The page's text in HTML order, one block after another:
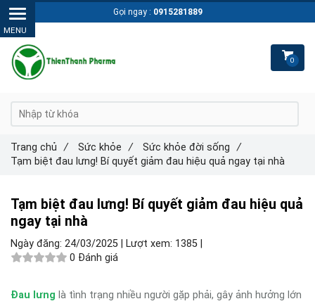
Tạm biệt đau lưng! Bí quyết giảm đau hiệu quả
ngay tại nhà
Ngày đăng: 24/03/2025 | Lượt xem: 1385 |
0 Đánh giá
Đau lưng là tình trạng nhiều người gặp phải, gây ảnh hưởng lớn
Trang chủ / Sức khỏe / Sức khỏe đời sống
/
Tạm biệt đau lưng! Bí quyết giảm đau hiệu quả ngay tại nhà
Gọi ngay : 0915281889
0